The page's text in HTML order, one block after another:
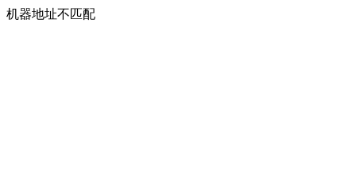
机器地址不匹配